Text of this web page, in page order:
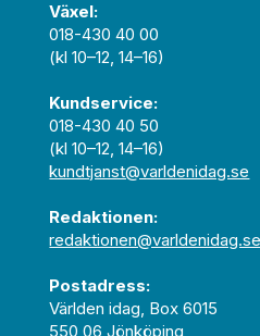
Växel:
018-430 40 00
(kl 10–12, 14–16)
Kundservice:
018-430 40 50
(kl 10–12, 14–16)
kundtjanst@varldenidag.se
Redaktionen:
redaktionen@varldenidag.se
Postadress:
Världen idag, Box 6015
550 06 Jönköping